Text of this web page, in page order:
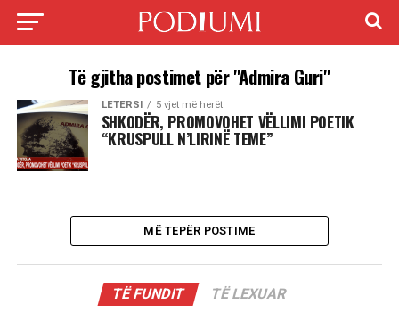
Të gjitha postimet për "Admira Guri"
LETERSI 5 vjet më herët
SHKODËR, PROMOVOHET VËLLIMI POETIK
“KRUSPULL N’LIRINË TEME”
MË TEPËR POSTIME
TË FUNDIT TË LEXUAR